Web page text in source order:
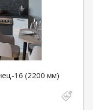
16 (2200 мм)